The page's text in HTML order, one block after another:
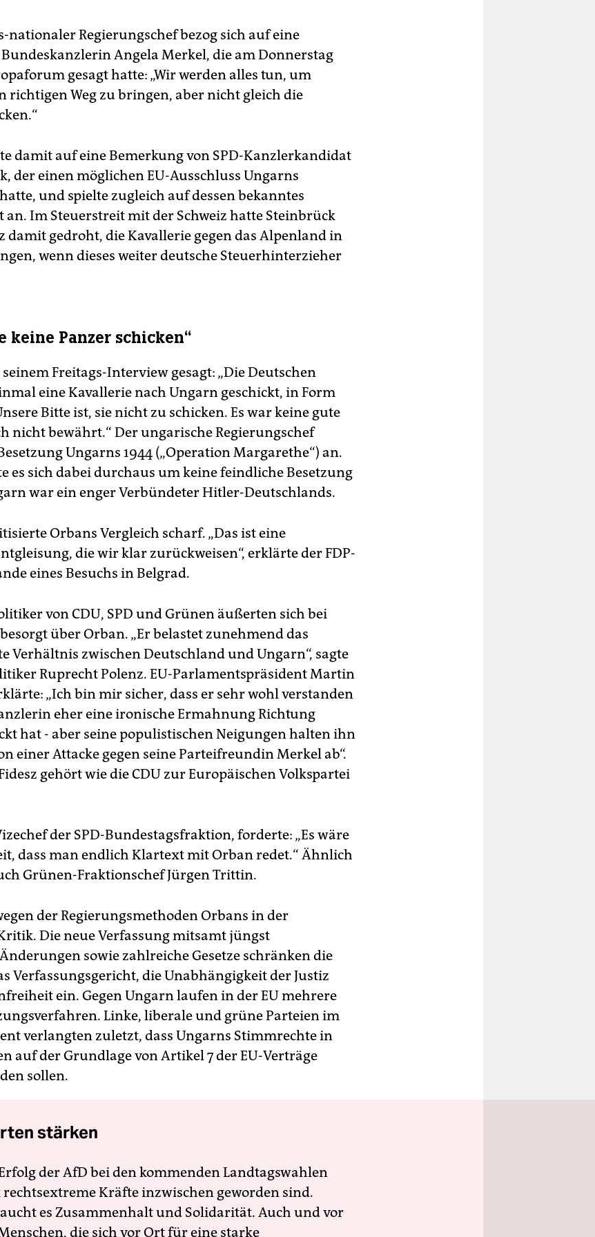
nationaler Regierungschef bezog sich auf eine
Angela Merkel, die am Donnerstag
gesagt hatte: „Wir werden alles tun, um
richtigen Weg zu bringen, aber nicht gleich die
damit auf eine Bemerkung von SPD-Kanzlerkandidat
der einen möglichen EU-Ausschluss Ungarns
und spielte zugleich auf dessen bekanntes
an. Im Steuerstreit mit der Schweiz hatte Steinbrück
damit gedroht, die Kavallerie gegen das Alpenland in
wenn dieses weiter deutsche Steuerhinterzieher
keine Panzer schicken“
Freitags-Interview gesagt: „Die Deutschen
eine Kavallerie nach Ungarn geschickt, in Form
Bitte ist, sie nicht zu schicken. Es war keine gute
nicht bewährt.“ Der ungarische Regierungschef
Ungarns 1944 („Operation Margarethe“) an.
es sich dabei durchaus um keine feindliche Besetzung
war ein enger Verbündeter Hitler-Deutschlands.
Orbans Vergleich scharf. „Das ist eine
die wir klar zurückweisen“, erklärte der FDP-
eines Besuchs in Belgrad.
von CDU, SPD und Grünen äußerten sich bei
besorgt über Orban. „Er belastet zunehmend das
Verhältnis zwischen Deutschland und Ungarn“, sagte
Ruprecht Polenz. EU-Parlamentspräsident Martin
„Ich bin mir sicher, dass er sehr wohl verstanden
eher eine ironische Ermahnung Richtung
hat - aber seine populistischen Neigungen halten ihn
einer Attacke gegen seine Parteifreundin Merkel ab“.
gehört wie die CDU zur Europäischen Volkspartei
der SPD-Bundestagsfraktion, forderte: „Es wäre
dass man endlich Klartext mit Orban redet.“ Ähnlich
Grünen-Fraktionschef Jürgen Trittin.
der Regierungsmethoden Orbans in der
Die neue Verfassung mitsamt jüngst
sowie zahlreiche Gesetze schränken die
Verfassungsgericht, die Unabhängigkeit der Justiz
ein. Gegen Ungarn laufen in der EU mehrere
Linke, liberale und grüne Parteien im
verlangten zuletzt, dass Ungarns Stimmrechte in
auf der Grundlage von Artikel 7 der EU-Verträge
sollen.
stärken
der AfD bei den kommenden Landtagswahlen
rechtsextreme Kräfte inzwischen geworden sind.
es Zusammenhalt und Solidarität. Auch und vor
die sich vor Ort für eine starke